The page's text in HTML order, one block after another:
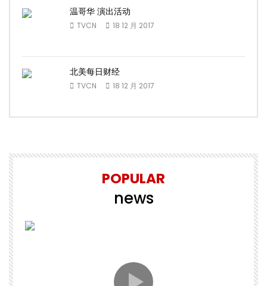
温哥华 演出活动
TVCN 18 12 月 2017
北美每日财经
TVCN 18 12 月 2017
POPULAR
news